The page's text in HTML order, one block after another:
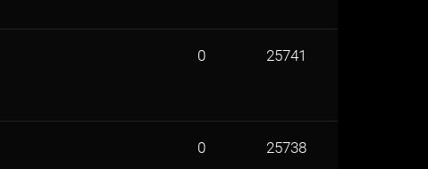
0 25741
0 25738